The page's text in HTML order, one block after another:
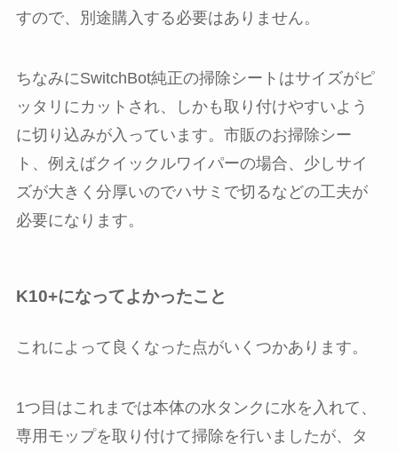
すので、別途購入する必要はありません。
ちなみにSwitchBot純正の掃除シートはサイズがピ
ッタリにカットされ、しかも取り付けやすいよう
に切り込みが入っています。市販のお掃除シー
ト、例えばクイックルワイパーの場合、少しサイ
ズが大きく分厚いのでハサミで切るなどの工夫が
必要になります。
K10+になってよかったこと
これによって良くなった点がいくつかあります。
1つ目はこれまでは本体の水タンクに水を入れて、
専用モップを取り付けて掃除を行いましたが、タ